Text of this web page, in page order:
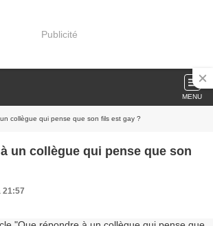
Publicité
MENU
collègue qui pense que son fils est gay ?
un collègue qui pense que son
21:57